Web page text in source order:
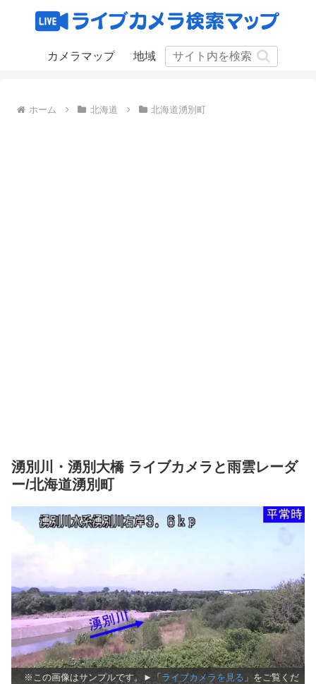
カメラマップ 地域
ホーム 北海道 北海道湧別町
湧別川・湧別大橋 ライブカメラと雨雲レーダ
ー/北海道湧別町
※この画像はサンプルです。►「 ライブカメラを見る 」をご覧くだ